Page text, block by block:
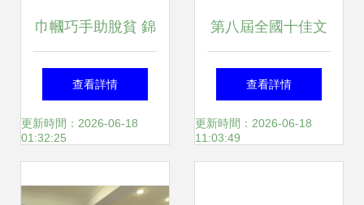
巾幗巧手助脫貧 錦
繡圓夢奔小康——
2020年畢節市婦女
查看詳情
更新時間：2026-06-18
01:32:25
第八屆全國十佳文
博技術產品及服務
推介活動網絡投票
查看詳情
更新時間：2026-06-18
11:03:49